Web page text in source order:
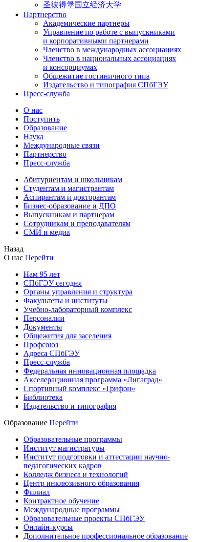
圣彼得堡国立经济大学
Партнерство
Академические партнеры
Управление по работе с выпускниками
и корпоративными партнерами
Членство в международных ассоциациях
Членство в национальных ассоциациях
и консорциумах
Общежитие гостиничного типа
Издательство и типография СПбГЭУ
Пресс-служба
О нас
Поступить
Образование
Наука
Международные связи
Партнерство
Пресс-служба
Абитуриентам и школьникам
Студентам и магистрантам
Аспирантам и докторантам
Бизнес-образование и ДПО
Выпускникам и партнерам
Сотрудникам и преподавателям
СМИ и медиа
Назад
О нас Перейти
Нам 95 лет
СПбГЭУ сегодня
Органы управления и структура
Факультеты и институты
Учебно-лабораторный комплекс
Персоналии
Документы
Общежития для заселения
Профсоюз
Адреса СПбГЭУ
Пресс-служба
Федеральная инновационная площадка
Акселерационная программа «Лигаград»­­
Спортивный комплекс «Грифон»
Библиотека
Издательство и типография
Образование Перейти
Образовательные программы
Институт магистратуры
Институт подготовки и аттестации научно-
педагогических кадров
Колледж бизнеса и технологий
Центр инклюзивного образования
Филиал
Контрактное обучение
Международные программы
Образовательные проекты СПбГЭУ
Онлайн-курсы
Дополнительное профессиональное образование